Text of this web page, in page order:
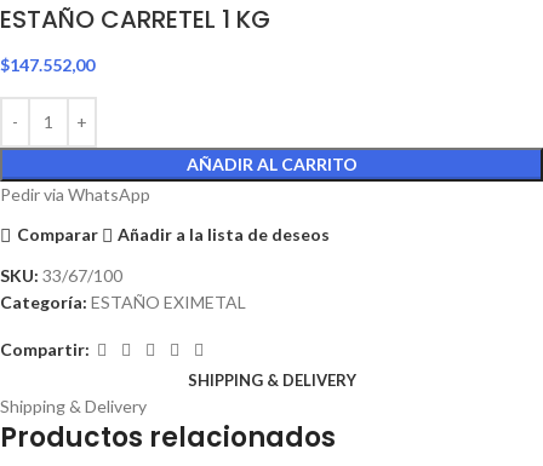
ESTAÑO CARRETEL 1 KG
$147.552,00
AÑADIR AL CARRITO
Pedir via WhatsApp
Comparar
Añadir a la lista de deseos
SKU: 33/67/100
Categoría: ESTAÑO EXIMETAL
Compartir:
SHIPPING & DELIVERY
Shipping & Delivery
Productos relacionados